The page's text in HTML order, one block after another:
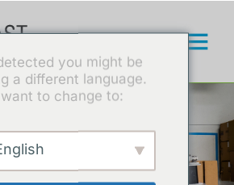
EN ISO 14064
you might be
a different language.
to change to: